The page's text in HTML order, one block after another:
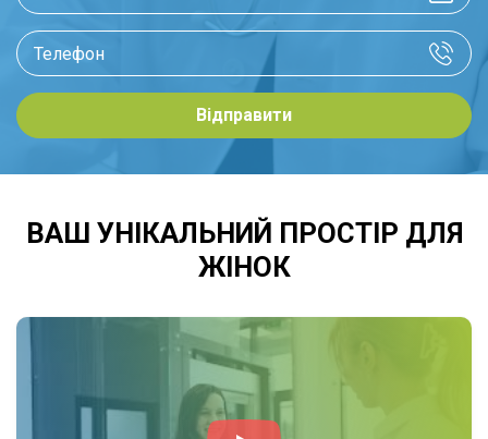
Відправити
ВАШ УНІКАЛЬНИЙ ПРОСТІР ДЛЯ
ЖІНОК